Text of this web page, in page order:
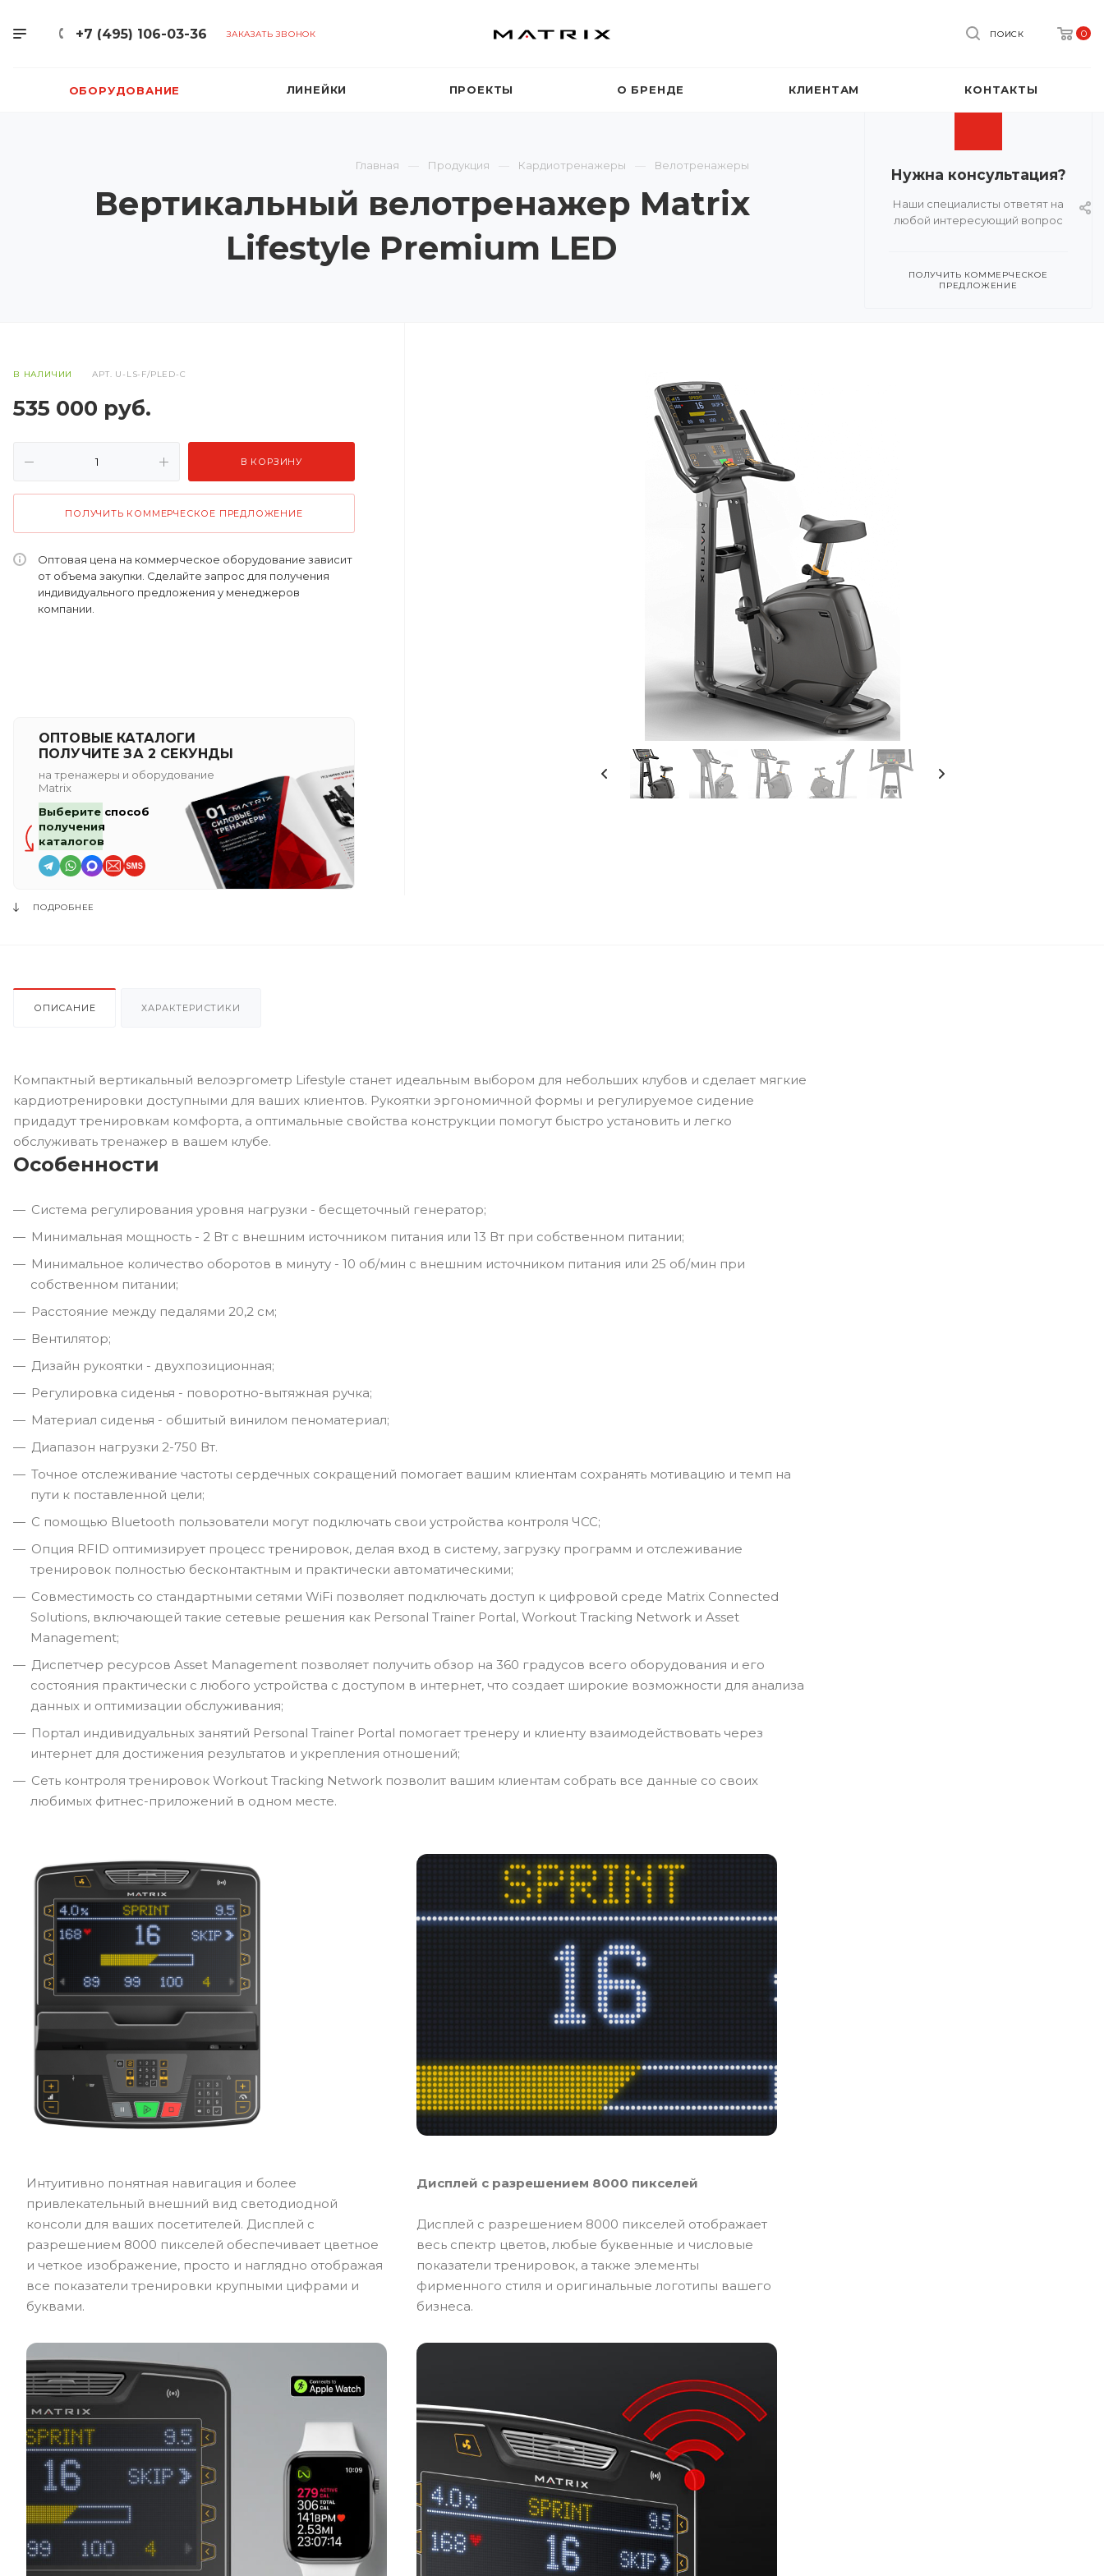
+7 (495) 106-03-36 ЗАКАЗАТЬ ЗВОНОК 0
ПОИСК
ОБОРУДОВАНИЕ ЛИНЕЙКИ ПРОЕКТЫ О БРЕНДЕ КЛИЕНТАМ КОНТАКТЫ
Главная Продукция Кардиотренажеры Велотренажеры
Вертикальный велотренажер Matrix
Lifestyle Premium LED
В НАЛИЧИИ АРТ. U-LS-F/PLED-C
535 000 руб.
В КОРЗИНУ
ПОЛУЧИТЬ КОММЕРЧЕСКОЕ ПРЕДЛОЖЕНИЕ
Оптовая цена на коммерческое оборудование зависит
от объема закупки. Сделайте запрос для получения
индивидуального предложения у менеджеров
компании.
ОПТОВЫЕ КАТАЛОГИ
ПОЛУЧИТЕ ЗА 2 СЕКУНДЫ
на тренажеры и оборудование
Matrix
Выберите способ
получения
каталогов
ПОДРОБНЕЕ
Нужна консультация?
Наши специалисты ответят на
любой интересующий вопрос
ПОЛУЧИТЬ КОММЕРЧЕСКОЕ
ПРЕДЛОЖЕНИЕ
ОПИСАНИЕ ХАРАКТЕРИСТИКИ
Компактный вертикальный велоэргометр Lifestyle станет идеальным выбором для небольших клубов и сделает мягкие
кардиотренировки доступными для ваших клиентов. Рукоятки эргономичной формы и регулируемое сидение
придадут тренировкам комфорта, а оптимальные свойства конструкции помогут быстро установить и легко
обслуживать тренажер в вашем клубе.
Особенности
Система регулирования уровня нагрузки - бесщеточный генератор;
Минимальная мощность - 2 Вт с внешним источником питания или 13 Вт при собственном питании;
Минимальное количество оборотов в минуту - 10 об/мин с внешним источником питания или 25 об/мин при
собственном питании;
Расстояние между педалями 20,2 см;
Вентилятор;
Дизайн рукоятки - двухпозиционная;
Регулировка сиденья - поворотно-вытяжная ручка;
Материал сиденья - обшитый винилом пеноматериал;
Диапазон нагрузки 2-750 Вт.
Точное отслеживание частоты сердечных сокращений помогает вашим клиентам сохранять мотивацию и темп на
пути к поставленной цели;
С помощью Bluetooth пользователи могут подключать свои устройства контроля ЧСС;
Опция RFID оптимизирует процесс тренировок, делая вход в систему, загрузку программ и отслеживание
тренировок полностью бесконтактным и практически автоматическими;
Совместимость со стандартными сетями WiFi позволяет подключать доступ к цифровой среде Matrix Connected
Solutions, включающей такие сетевые решения как Personal Trainer Portal, Workout Tracking Network и Asset
Management;
Диспетчер ресурсов Asset Management позволяет получить обзор на 360 градусов всего оборудования и его
состояния практически с любого устройства с доступом в интернет, что создает широкие возможности для анализа
данных и оптимизации обслуживания;
Портал индивидуальных занятий Personal Trainer Portal помогает тренеру и клиенту взаимодействовать через
интернет для достижения результатов и укрепления отношений;
Сеть контроля тренировок Workout Tracking Network позволит вашим клиентам собрать все данные со своих
любимых фитнес-приложений в одном месте.
Интуитивно понятная навигация и более
привлекательный внешний вид светодиодной
консоли для ваших посетителей. Дисплей с
разрешением 8000 пикселей обеспечивает цветное
и четкое изображение, просто и наглядно отображая
все показатели тренировки крупными цифрами и
буквами.
Дисплей с разрешением 8000 пикселей
Дисплей с разрешением 8000 пикселей отображает
весь спектр цветов, любые буквенные и числовые
показатели тренировок, а также элементы
фирменного стиля и оригинальные логотипы вашего
бизнеса.